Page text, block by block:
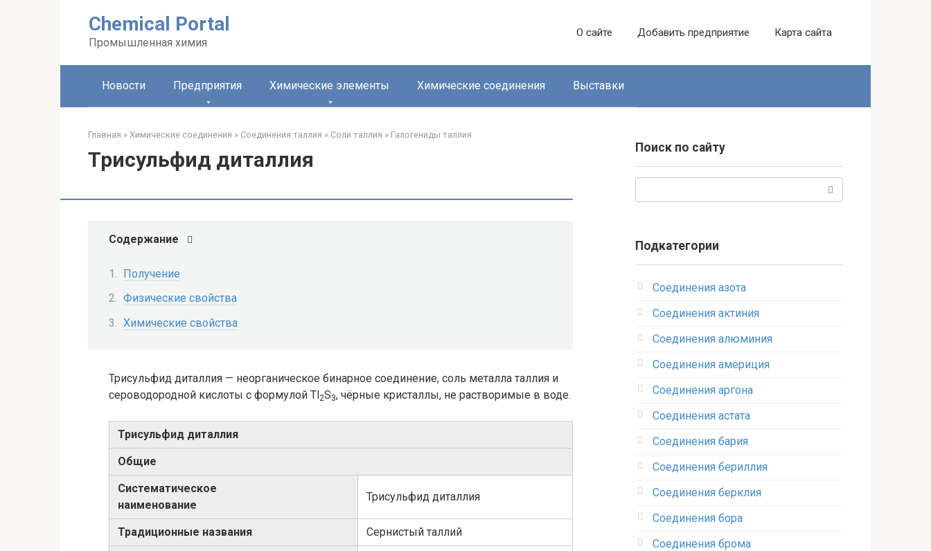
Chemical Portal
Промышленная химия
О сайте Добавить предприятие Карта сайта
Новости Предприятия Химические элементы Химические соединения Выставки
Главная » Химические соединения » Соединения таллия‎ » Соли таллия‎ » Галогениды таллия‎
Трисульфид диталлия
Содержание
Получение
Физические свойства
Химические свойства
Трисульфид диталлия — неорганическое бинарное соединение, соль металла таллия и
сероводородной кислоты с формулой Tl2S3, чёрные кристаллы, не растворимые в воде.
Трисульфид диталлия
Общие
Систематическое
наименование
Трисульфид диталлия
Традиционные названия Сернистый таллий
Поиск по сайту
Подкатегории
Соединения азота
Соединения актиния
Соединения алюминия‎
Соединения америция‎
Соединения аргона‎
Соединения астата‎
Соединения бария
Соединения бериллия‎
Соединения берклия
Соединения бора‎
Соединения брома‎